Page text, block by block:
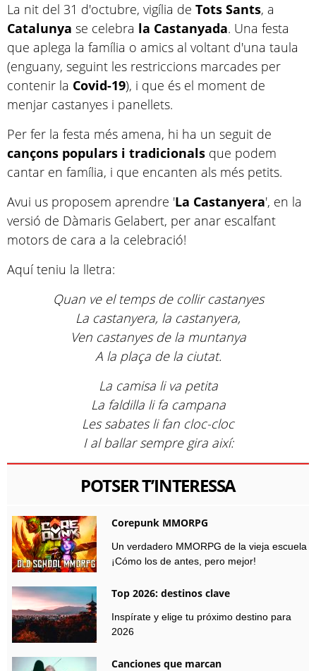
La nit del 31 d'octubre, vigília de Tots Sants, a
Catalunya se celebra la Castanyada. Una festa
que aplega la família o amics al voltant d'una taula
(enguany, seguint les restriccions marcades per
contenir la Covid-19), i que és el moment de
menjar castanyes i panellets.
Per fer la festa més amena, hi ha un seguit de
cançons populars i tradicionals que podem
cantar en família, i que encanten als més petits.
Avui us proposem aprendre 'La Castanyera', en la
versió de Dàmaris Gelabert, per anar escalfant
motors de cara a la celebració!
Aquí teniu la lletra:
Quan ve el temps de collir castanyes
La castanyera, la castanyera,
Ven castanyes de la muntanya
A la plaça de la ciutat.
La camisa li va petita
La faldilla li fa campana
Les sabates li fan cloc-cloc
I al ballar sempre gira així:
POTSER T’INTERESSA
Corepunk MMORPG
Un verdadero MMORPG de la vieja escuela
¡Cómo los de antes, pero mejor!
Top 2026: destinos clave
Inspírate y elige tu próximo destino para
2026
Canciones que marcan